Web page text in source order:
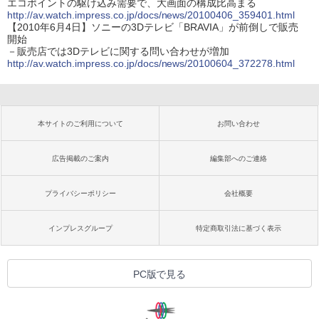
エコポイントの駆け込み需要で、大画面の構成比高まる
http://av.watch.impress.co.jp/docs/news/20100406_359401.html
【2010年6月4日】ソニーの3Dテレビ「BRAVIA」が前倒しで販売
開始
－販売店では3Dテレビに関する問い合わせが増加
http://av.watch.impress.co.jp/docs/news/20100604_372278.html
本サイトのご利用について お問い合わせ
広告掲載のご案内 編集部へのご連絡
プライバシーポリシー 会社概要
インプレスグループ 特定商取引法に基づく表示
PC版で見る